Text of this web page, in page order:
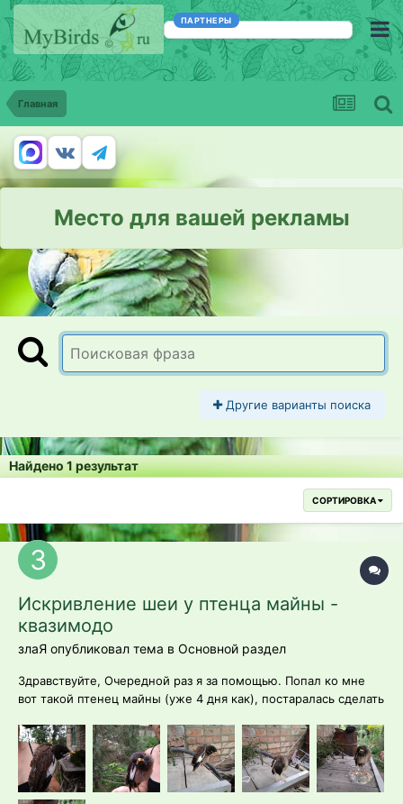
ПАРТНЕРЫ
Главная
Место для вашей рекламы
Другие варианты поиска
Найдено 1 результат
СОРТИРОВКА
Искривление шеи у птенца майны -
квазимодо
злаЯ опубликовал тема в Основной раздел
Здравствуйте, Очередной раз я за помощью. Попал ко мне
вот такой птенец майны (уже 4 дня как), постаралась сделать
неестественно лежит на одном из плеч. Ест прекрасно
(сейчас в основном на насекомых+мешанка), какает отлично,
даже машет крыльями, в...